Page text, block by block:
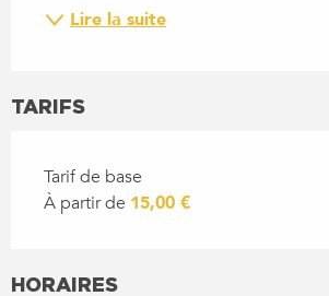
Lire la suite
TARIFS
Tarif de base
À partir de 15,00 €
HORAIRES